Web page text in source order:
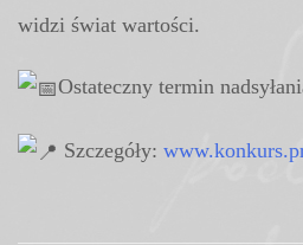
widzi świat wartości.
Ostateczny termin
Szczegóły: